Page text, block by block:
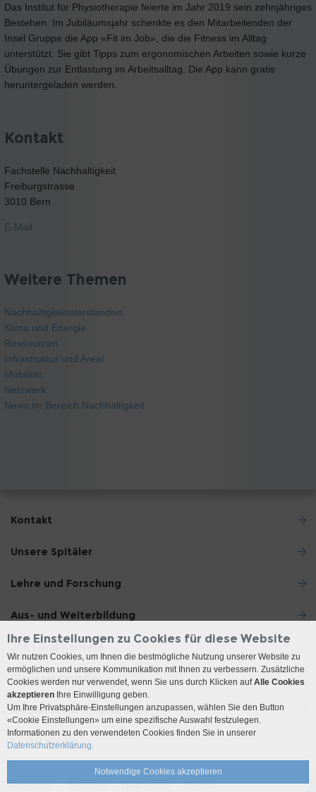
Das Institut für Physiotherapie feierte im Jahr 2019 sein zehnjähriges
Bestehen. Im Jubiläumsjahr schenkte es den Mitarbeitenden der
Insel Gruppe die App «Fit im Job», die die Fitness im Alltag
unterstützt. Sie gibt Tipps zum ergonomischen Arbeiten sowie kurze
Übungen zur Entlastung im Arbeitsalltag. Die App kann gratis
heruntergeladen werden.
Kontakt
Fachstelle Nachhaltigkeit
Freiburgstrasse
3010 Bern
E-Mail
Weitere Themen
Nachhaltigkeitsverständnis
Klima und Energie
Ressourcen
Infrastruktur und Areal
Mobilität
Netzwerk
News im Bereich Nachhaltigkeit
Kontakt
Unsere Spitäler
Lehre und Forschung
Aus- und Weiterbildung
Jobs und Karriere
Die Insel Gruppe
Medienstelle Insel Gruppe
Social Media
Impressum Disclaimer Datenschutz Sitemap
Ihre Einstellungen zu Cookies für diese Website
Wir nutzen Cookies, um Ihnen die bestmögliche Nutzung unserer Website zu
ermöglichen und unsere Kommunikation mit Ihnen zu verbessern. Zusätzliche
Cookies werden nur verwendet, wenn Sie uns durch Klicken aufAlle Cookies
akzeptieren Ihre Einwilligung geben.
Um Ihre Privatsphäre-Einstellungen anzupassen, wählen Sie den Button
«Cookie Einstellungen» um eine spezifische Auswahl festzulegen.
Informationen zu den verwendeten Cookies finden Sie in unserer
Datenschutzerklärung.
Notwendige Cookies akzeptieren